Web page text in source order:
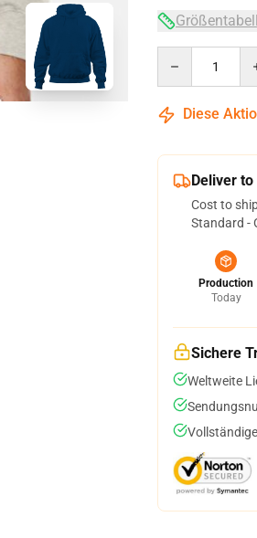
Diese
Deliver
Cost to
Standard -
Production
Today
Sichere
Weltweite